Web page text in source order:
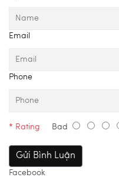
Email
Phone
* Rating Bad
Facebook